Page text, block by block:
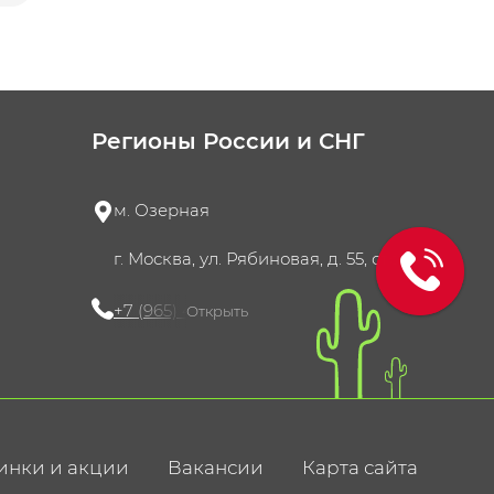
Регионы России и СНГ
м. Озерная
г. Москва, ул. Рябиновая, д. 55, стр. 4
+7 (965) 420-10-10
Открыть
и акции Вакансии Карта сайта